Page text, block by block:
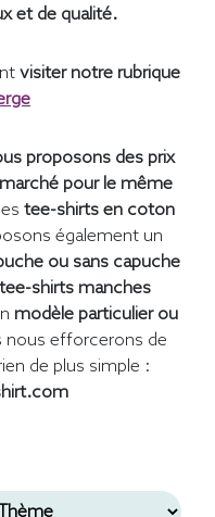
et de qualité.
visiter notre rubrique
proposons des prix
pour le même
tee-shirts en coton
également un
ou sans capuche
tee-shirts manches
modèle particulier ou
efforcerons de
de plus simple :